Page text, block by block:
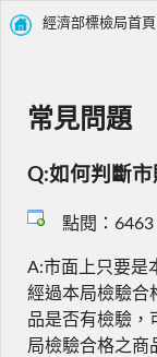
經濟部標檢局首頁
常見問題
Q:如何判斷
點閱：6463
A:市面上只要是
經過本局檢驗合
品是否有檢驗，
局檢驗合格之商